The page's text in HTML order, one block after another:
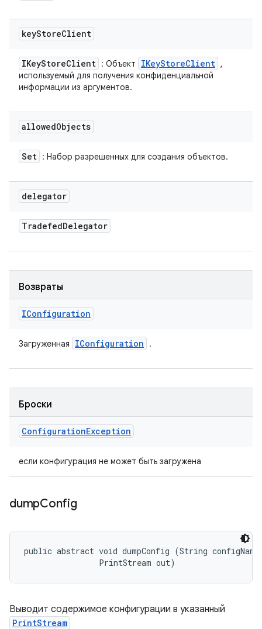
keyStoreClient
IKeyStoreClient : Объект IKeyStoreClient ,
используемый для получения конфиденциальной
информации из аргументов.
allowedObjects
Set : Набор разрешенных для создания объектов.
delegator
TradefedDelegator
Возвраты
IConfiguration
Загруженная IConfiguration .
Броски
ConfigurationException
если конфигурация не может быть загружена
dumpConfig
public abstract void dumpConfig (String
                PrintStream out)
Выводит содержимое конфигурации в указанный
PrintStream